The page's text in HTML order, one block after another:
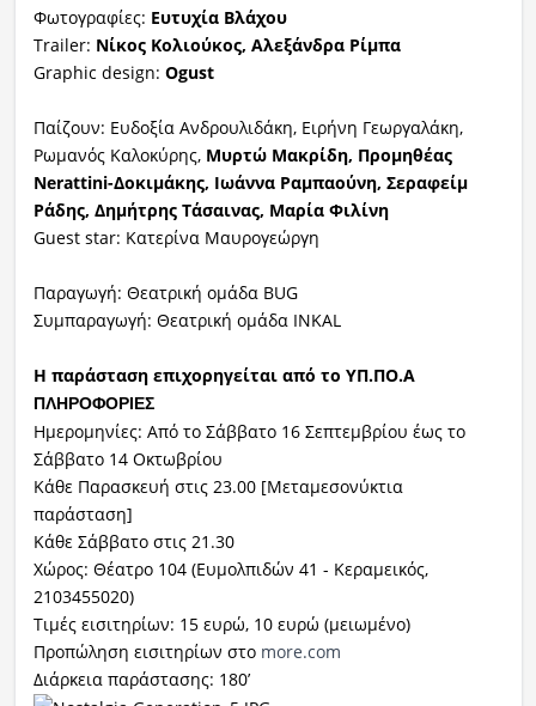
Φωτογραφίες: Ευτυχία Βλάχου
Trailer: Νίκος Κολιούκος, Αλεξάνδρα Ρίμπα
Graphic design: Ogust
Παίζουν: Ευδοξία Ανδρουλιδάκη, Ειρήνη Γεωργαλάκη,
Ρωμανός Καλοκύρης, Μυρτώ Μακρίδη, Προμηθέας
Nerattini-Δοκιμάκης, Ιωάννα Ραμπαούνη, Σεραφείμ
Ράδης, Δημήτρης Τάσαινας, Μαρία Φιλίνη
Guest star: Κατερίνα Μαυρογεώργη
Παραγωγή: Θεατρική ομάδα BUG
Συμπαραγωγή: Θεατρική ομάδα INKAL
Η παράσταση επιχορηγείται από το ΥΠ.ΠΟ.Α
ΠΛΗΡΟΦΟΡΙΕΣ
Ημερομηνίες: Από το Σάββατο 16 Σεπτεμβρίου έως το
Σάββατο 14 Οκτωβρίου
Κάθε Παρασκευή στις 23.00 [Μεταμεσονύκτια
παράσταση]
Κάθε Σάββατο στις 21.30
Χώρος: Θέατρο 104 (Ευμολπιδών 41 - Κεραμεικός,
2103455020)
Τιμές εισιτηρίων: 15 ευρώ, 10 ευρώ (μειωμένο)
Προπώληση εισιτηρίων στο more.com
Διάρκεια παράστασης: 180’